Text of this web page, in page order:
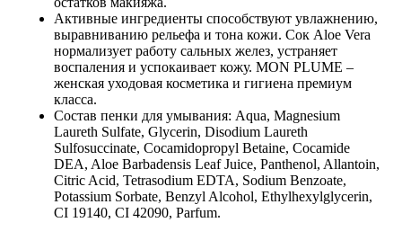
Активные ингредиенты способствуют увлажнению,
выравниванию рельефа и тона кожи. Сок Aloe Vera
нормализует работу сальных желез, устраняет
воспаления и успокаивает кожу. MON PLUME –
женская уходовая косметика и гигиена премиум
класса.
Состав пенки для умывания: Aqua, Magnesium
Laureth Sulfate, Glycerin, Disodium Laureth
Sulfosuccinate, Cocamidopropyl Betaine, Cocamide
DEA, Aloe Barbadensis Leaf Juice, Panthenol, Allantoin,
Citric Acid, Tetrasodium EDTA, Sodium Benzoate,
Potassium Sorbate, Benzyl Alcohol, Ethylhexylglycerin,
CI 19140, CI 42090, Parfum.